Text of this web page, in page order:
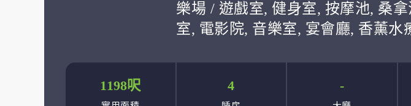
樂場 / 遊戲室, 健身室, 按摩池, 桑
室, 電影院, 音樂室, 宴會廳, 香薰水
1198呎 4 -